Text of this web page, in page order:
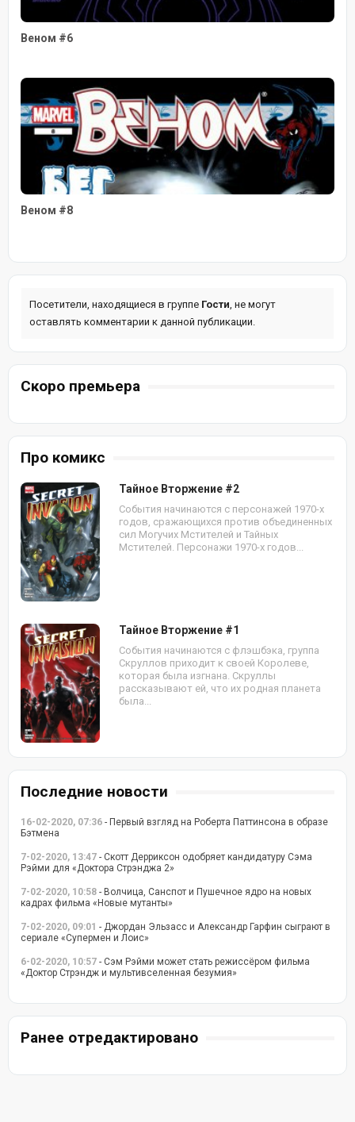
Веном #6
Веном #8
Посетители, находящиеся в группе Гости, не могут
оставлять комментарии к данной публикации.
Скоро премьера
Про комикс
Тайное Вторжение #2
События начинаются с персонажей 1970-х
годов, сражающихся против объединенных
сил Могучих Мстителей и Тайных
Мстителей. Персонажи 1970-х годов...
Тайное Вторжение #1
События начинаются с флэшбэка, группа
Скруллов приходит к своей Королеве,
которая была изгнана. Скруллы
рассказывают ей, что их родная планета
была...
Последние новости
16-02-2020, 07:36 - Первый взгляд на Роберта Паттинсона в образе
Бэтмена
7-02-2020, 13:47 - Скотт Дерриксон одобряет кандидатуру Сэма
Рэйми для «Доктора Стрэнджа 2»
7-02-2020, 10:58 - Волчица, Санспот и Пушечное ядро на новых
кадрах фильма «Новые мутанты»
7-02-2020, 09:01 - Джордан Эльзасс и Александр Гарфин сыграют в
сериале «Супермен и Лоис»
6-02-2020, 10:57 - Сэм Рэйми может стать режиссёром фильма
«Доктор Стрэндж и мультивселенная безумия»
Ранее отредактировано